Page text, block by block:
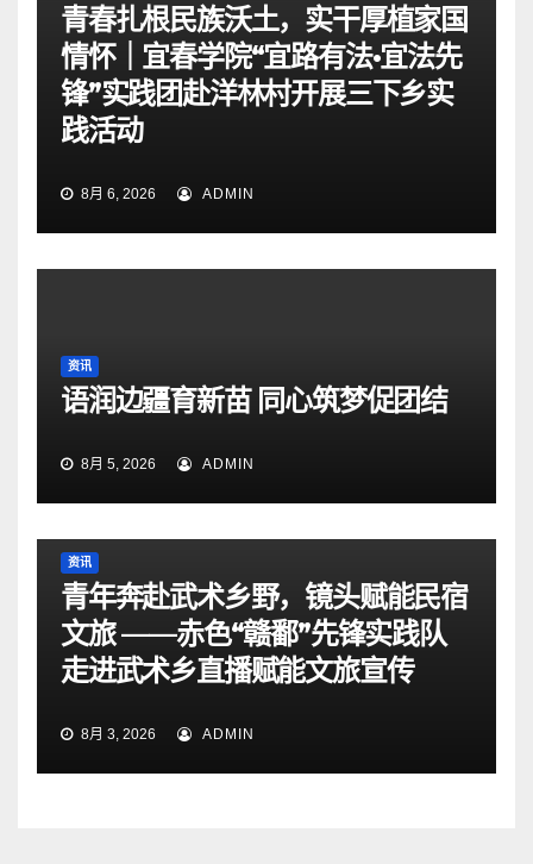
青春扎根民族沃土，实干厚植家国
情怀｜宜春学院“宜路有法•宜法先
锋”实践团赴洋林村开展三下乡实
践活动
8月 6, 2026 ADMIN
资讯
语润边疆育新苗 同心筑梦促团结
8月 5, 2026 ADMIN
资讯
青年奔赴武术乡野，镜头赋能民宿
文旅 ——赤色“赣鄱”先锋实践队
走进武术乡直播赋能文旅宣传
8月 3, 2026 ADMIN